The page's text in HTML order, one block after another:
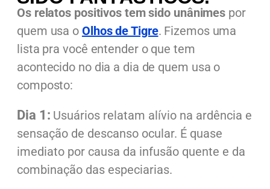
Os relatos positivos tem sido unânimes por
quem usa o Olhos de Tigre. Fizemos uma
lista pra você entender o que tem
acontecido no dia a dia de quem usa o
composto:
Dia 1: Usuários relatam alívio na ardência e
sensação de descanso ocular. É quase
imediato por causa da infusão quente e da
combinação das especiarias.